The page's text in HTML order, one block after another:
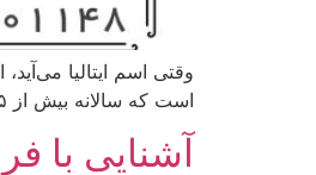
وقتی اسم ایتالیا
است که سالانه بیش از ۳۵ هزار دانشجوی بین‌المللی (از جمله چند هزار ایرانی) را به خودش جذب می‌کند. من، مثل خیلی‌های دیگر، سال ۲۰۱۸ با […]
آشنایی با